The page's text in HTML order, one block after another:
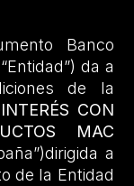
Banco
da a
de la
CON
MAC
a
de la Entidad